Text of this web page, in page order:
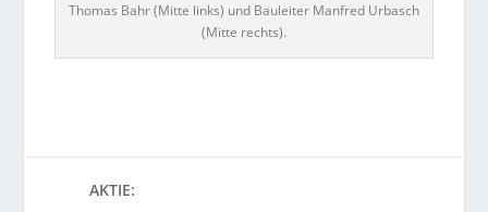
Thomas Bahr (Mitte links) und Bauleiter Manfred Urbasch
(Mitte rechts).
AKTIE: